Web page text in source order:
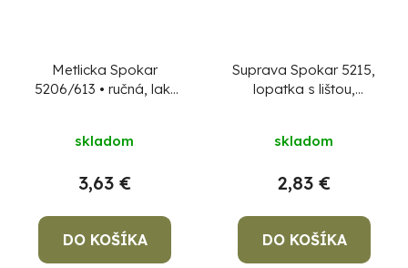
Metlicka Spokar
5206/613 • ručná, lak,
skladom
3,63 €
DO KOŠÍKA
Suprava Spokar 5215,
lopatka s lištou,
skladom
2,83 €
DO KOŠÍKA